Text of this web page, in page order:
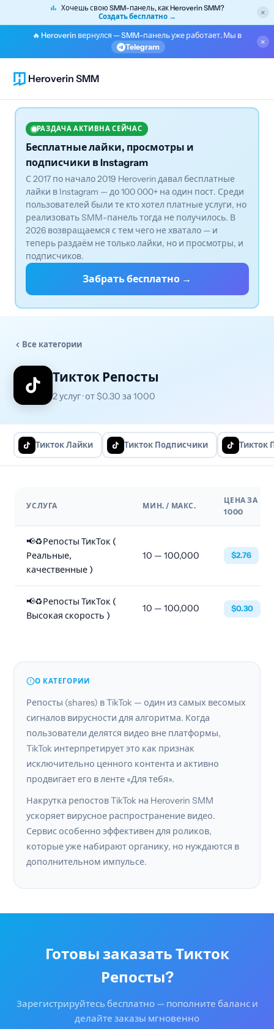
Хочешь свою SMM-панель, как Heroverin SMM?
Создать бесплатно →
×
🔥 Heroverin вернулся — SMM-панель уже работает. Мы в
Telegram
×
Heroverin SMM
РАЗДАЧА АКТИВНА СЕЙЧАС
Бесплатные лайки, просмотры и
подписчики в Instagram
С 2017 по начало 2019 Heroverin давал бесплатные
лайки в Instagram — до 100 000+ на один пост. Среди
пользователей были те кто хотел платные услуги, но
реализовать SMM-панель тогда не получилось. В
2026 возвращаемся с тем чего не хватало — и
теперь раздаём не только лайки, но и просмотры, и
подписчиков.
Забрать бесплатно →
Все категории
Тикток Репосты
2 услуг · от $0.30 за 1000
Тикток Лайки Тикток Подписчики Тикток
УСЛУГА МИН. / МАКС.
ЦЕНА ЗА
1000
📢♻️Репосты ТикТок (
Реальные,
качественные )
10 — 100,000 $2.76
📢♻️Репосты ТикТок (
Высокая скорость )
10 — 100,000 $0.30
О КАТЕГОРИИ
Репосты (shares) в TikTok — один из самых весомых
сигналов вирусности для алгоритма. Когда
пользователи делятся видео вне платформы,
TikTok интерпретирует это как признак
исключительно ценного контента и активно
продвигает его в ленте «Для тебя».
Накрутка репостов TikTok на Heroverin SMM
ускоряет вирусное распространение видео.
Сервис особенно эффективен для роликов,
которые уже набирают органику, но нуждаются в
дополнительном импульсе.
Готовы заказать Тикток
Репосты?
Зарегистрируйтесь бесплатно — пополните баланс и
делайте заказы мгновенно